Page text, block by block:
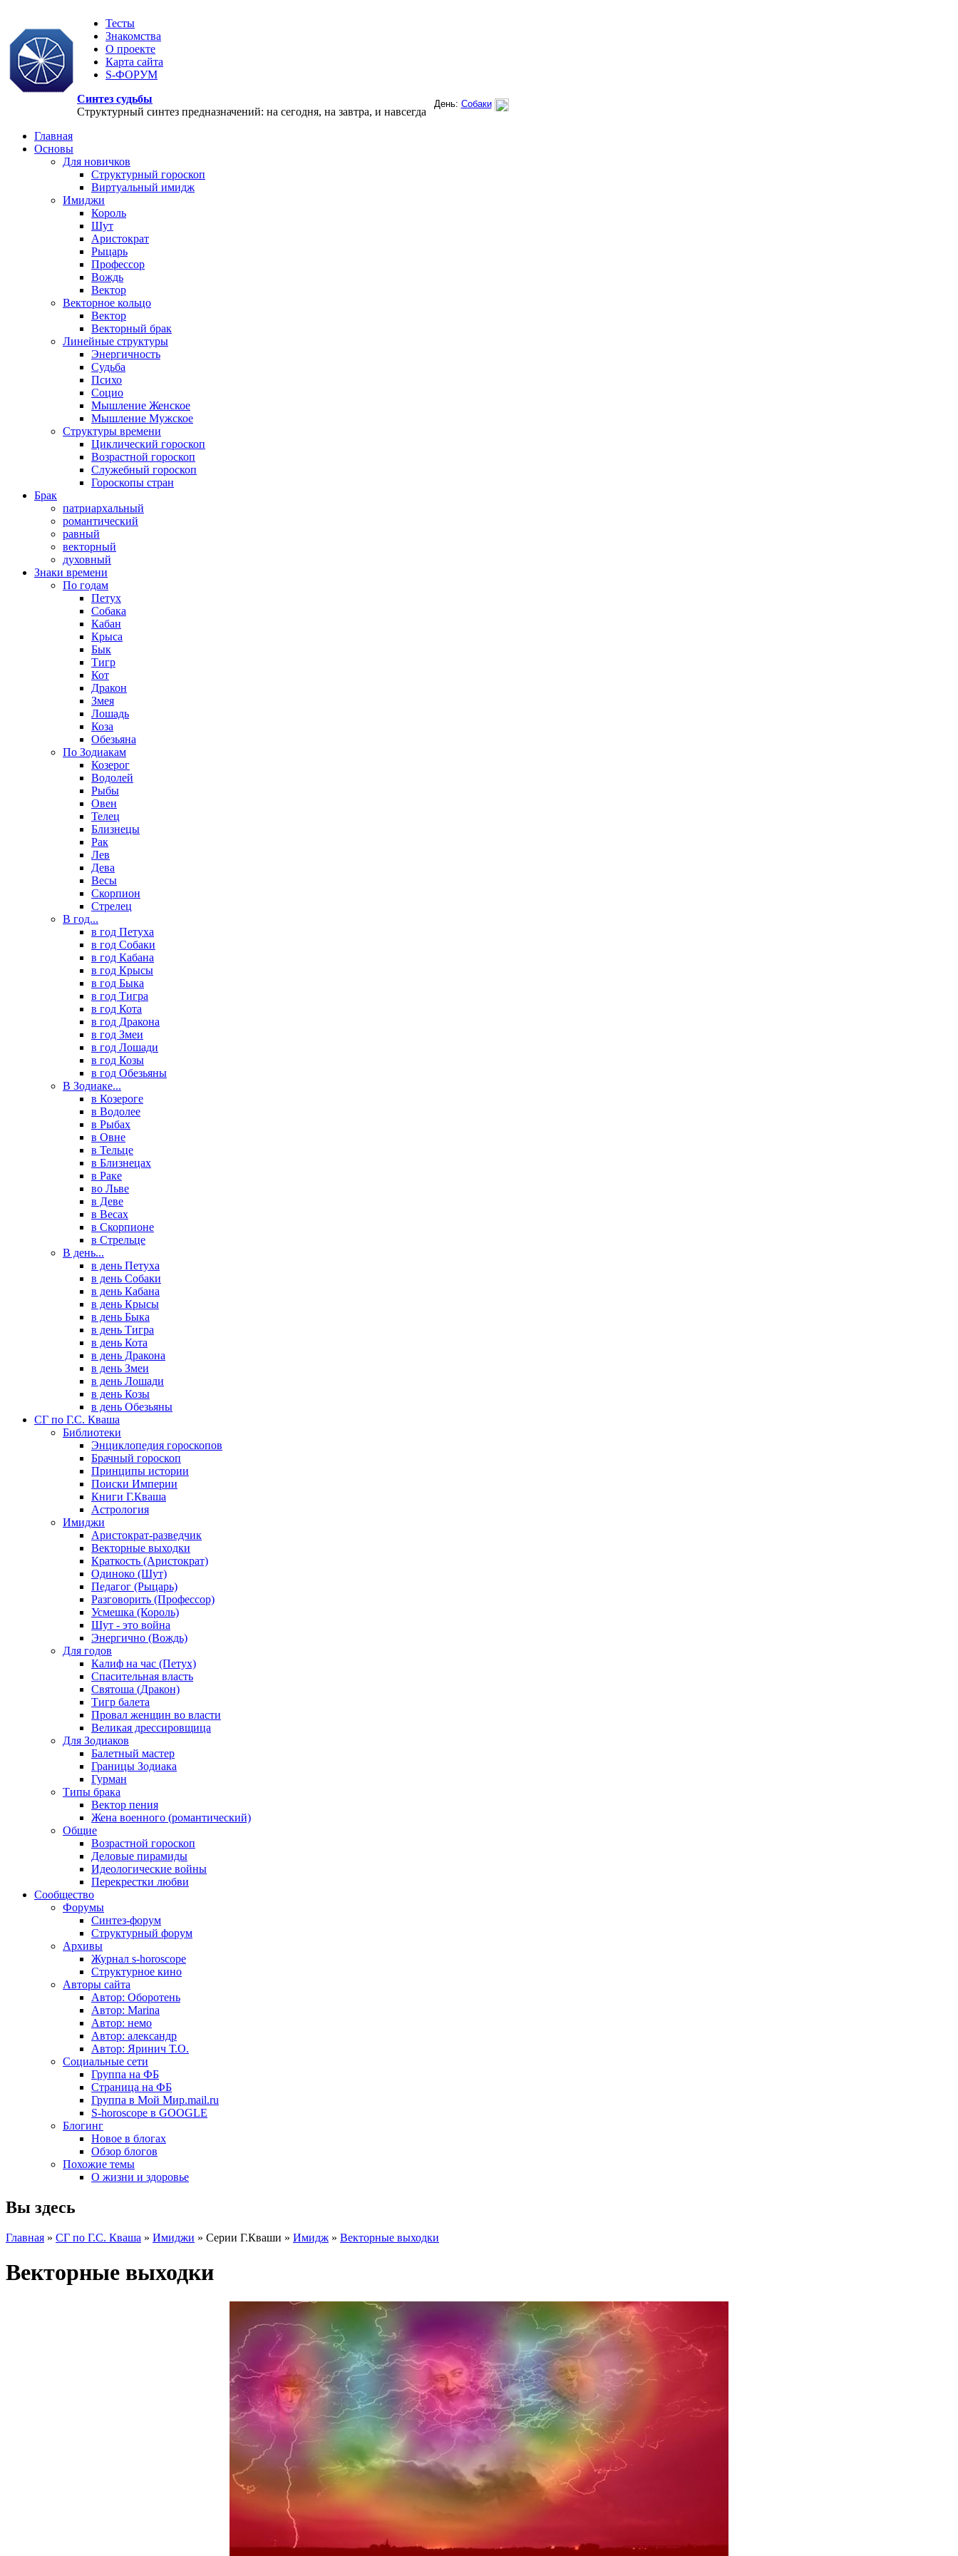
Тесты
Знакомства
О проекте
Карта сайта
S-ФОРУМ
Синтез судьбы
Структурный синтез предназначений: на сегодня, на завтра, и навсегда
Главная
Основы
Для новичков
Структурный гороскоп
Виртуальный имидж
Имиджи
Король
Шут
Аристократ
Рыцарь
Профессор
Вождь
Вектор
Векторное кольцо
Вектор
Векторный брак
Линейные структуры
Энергичность
Судьба
Психо
Социо
Мышление Женское
Мышление Мужское
Структуры времени
Циклический гороскоп
Возрастной гороскоп
Служебный гороскоп
Гороскопы стран
Брак
патриархальный
романтический
равный
векторный
духовный
Знаки времени
По годам
Петух
Собака
Кабан
Крыса
Бык
Тигр
Кот
Дракон
Змея
Лошадь
Коза
Обезьяна
По Зодиакам
Козерог
Водолей
Рыбы
Овен
Телец
Близнецы
Рак
Лев
Дева
Весы
Скорпион
Стрелец
В год...
в год Петуха
в год Собаки
в год Кабана
в год Крысы
в год Быка
в год Тигра
в год Кота
в год Дракона
в год Змеи
в год Лошади
в год Козы
в год Обезьяны
В Зодиаке...
в Козероге
в Водолее
в Рыбах
в Овне
в Тельце
в Близнецах
в Раке
во Льве
в Деве
в Весах
в Скорпионе
в Стрельце
В день...
в день Петуха
в день Собаки
в день Кабана
в день Крысы
в день Быка
в день Тигра
в день Кота
в день Дракона
в день Змеи
в день Лошади
в день Козы
в день Обезьяны
СГ по Г.С. Кваша
Библиотеки
Энциклопедия гороскопов
Брачный гороскоп
Принципы истории
Поиски Империи
Книги Г.Кваша
Астрология
Имиджи
Аристократ-разведчик
Векторные выходки
Краткость (Аристократ)
Одиноко (Шут)
Педагог (Рыцарь)
Разговорить (Профессор)
Усмешка (Король)
Шут - это война
Энергично (Вождь)
Для годов
Калиф на час (Петух)
Спасительная власть
Святоша (Дракон)
Тигр балета
Провал женщин во власти
Великая дрессировщица
Для Зодиаков
Балетный мастер
Границы Зодиака
Гурман
Типы брака
Вектор пения
Жена военного (романтический)
Общие
Возрастной гороскоп
Деловые пирамиды
Идеологические войны
Перекрестки любви
Сообщество
Форумы
Синтез-форум
Структурный форум
Архивы
Журнал s-horoscope
Структурное кино
Авторы сайта
Автор: Оборотень
Автор: Marina
Автор: немo
Автор: александр
Автор: Яринич Т.О.
Социальные сети
Группа на ФБ
Страница на ФБ
Группа в Мой Мир.mail.ru
S-horoscope в GOOGLE
Блогинг
Новое в блогах
Обзор блогов
Похожие темы
О жизни и здоровье
Вы здесь
Главная » СГ по Г.С. Кваша » Имиджи » Серии Г.Кваши » Имидж » Векторные выходки
Векторные выходки